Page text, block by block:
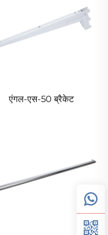
एंगल-एस-50 ब्रैकेट